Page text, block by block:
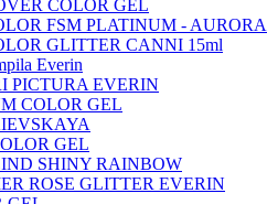
COLOR GEL
FSM PLATINUM - AURORA
GLITTER CANNI 15ml
Everin
PICTURA EVERIN
COLOR GEL
GEL
SHINY RAINBOW
ROSE GLITTER EVERIN